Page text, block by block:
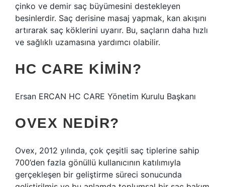
çinko ve demir saç büyümesini destekleyen
besinlerdir. Saç derisine masaj yapmak, kan akışını
artırarak saç köklerini uyarır. Bu, saçların daha hızlı
ve sağlıklı uzamasına yardımcı olabilir.
HC CARE KIMIN?
Ersan ERCAN HC CARE Yönetim Kurulu Başkanı
OVEX NEDIR?
Ovex, 2012 yılında, çok çeşitli saç tiplerine sahip
700’den fazla gönüllü kullanıcının katılımıyla
gerçekleşen bir geliştirme süreci sonucunda